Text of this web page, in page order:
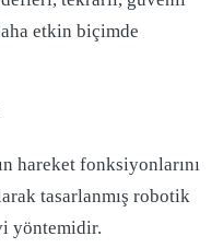
etkin biçimde
hareket fonksiyonlarını
tasarlanmış robotik
yöntemidir.